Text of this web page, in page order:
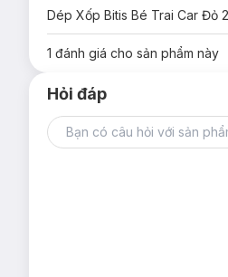
Dép Xốp Bitis Bé Trai Car Đỏ
1 đánh giá cho sản phẩm này
Hỏi đáp